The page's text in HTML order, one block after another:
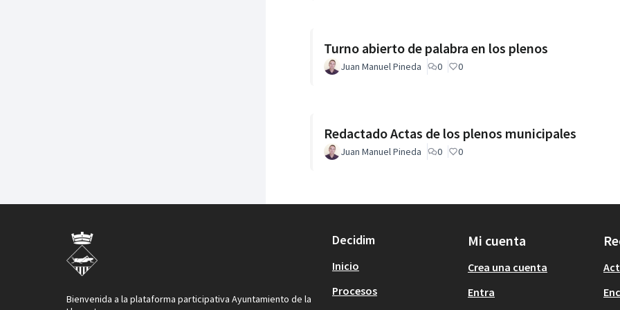
Turno abierto de palabra en los plenos
Juan Manuel Pineda 0 0
Redactado Actas de los plenos municipales
Juan Manuel Pineda 0 0
Bienvenida a la plataforma participativa Ayuntamiento de la
Decidim
Inicio
Procesos
Mi cuenta
Crea una cuenta
Entra